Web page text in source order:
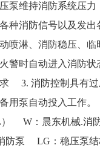
泵维持消防系统压
种消防信号以及发出
喷淋、 消防稳压、 临
警时自动进入消防
3. 消防控制具有
用泵自动投入工作。
） W：晨东机械.消
防泵 LG：稳压泵